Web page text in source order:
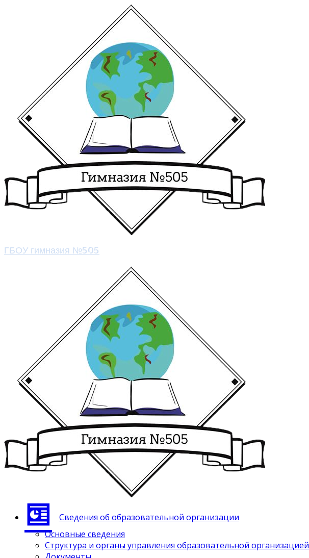
ГБОУ гимназия №505
Сведения об образовательной организации
Основные сведения
Структура и органы управления образовательной организацией